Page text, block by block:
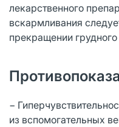
лекарственного
вскармливания
прекращении
−
из вспомогательных